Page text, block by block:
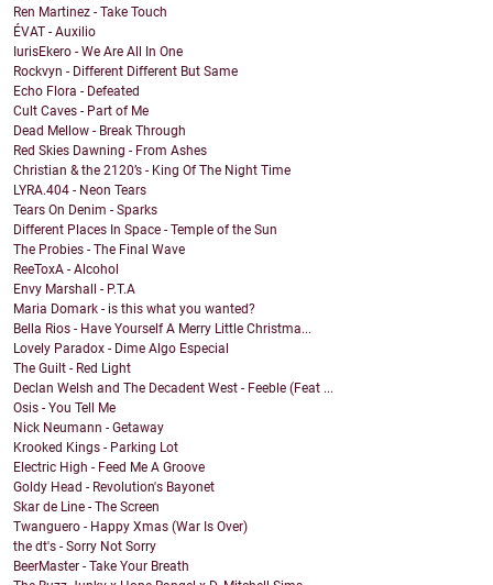
Ren Martinez - Take Touch
ÉVAT - Auxilio
IurisEkero - We Are All In One
Rockvyn - Different Different But Same
Echo Flora - Defeated
Cult Caves - Part of Me
Dead Mellow - Break Through
Red Skies Dawning - From Ashes
Christian & the 2120’s - King Of The Night Time
LYRA.404 - Neon Tears
Tears On Denim - Sparks
Different Places In Space - Temple of the Sun
The Probies - The Final Wave
ReeToxA - Alcohol
Envy Marshall - P.T.A
Maria Domark - is this what you wanted?
Bella Rios - Have Yourself A Merry Little Christma...
Lovely Paradox - Dime Algo Especial
The Guilt - Red Light
Declan Welsh and The Decadent West - Feeble (Feat ...
Osis - You Tell Me
Nick Neumann - Getaway
Krooked Kings - Parking Lot
Electric High - Feed Me A Groove
Goldy Head - Revolution's Bayonet
Skar de Line - The Screen
Twanguero - Happy Xmas (War Is Over)
the dt's - Sorry Not Sorry
BeerMaster - Take Your Breath